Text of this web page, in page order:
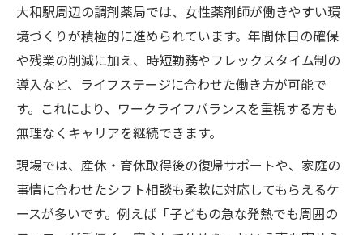
大和駅周辺の調剤薬局では、女性薬剤師が働きやすい環
境づくりが積極的に進められています。年間休日の確保
や残業の削減に加え、時短勤務やフレックスタイム制の
導入など、ライフステージに合わせた働き方が可能で
す。これにより、ワークライフバランスを重視する方も
無理なくキャリアを継続できます。
現場では、産休・育休取得後の復帰サポートや、家庭の
事情に合わせたシフト相談も柔軟に対応してもらえるケ
ースが多いです。例えば「子どもの急な発熱でも周囲の